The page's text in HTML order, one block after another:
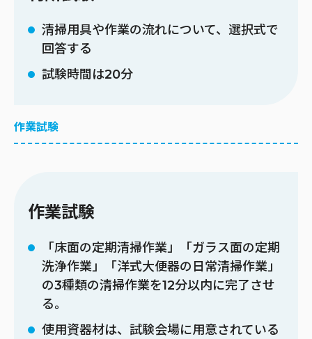
清掃用具や作業の流れについて、選択式で
回答する
試験時間は20分
作業試験
作業試験
「床面の定期清掃作業」「ガラス面の定期
洗浄作業」「洋式大便器の日常清掃作業」
の3種類の清掃作業を12分以内に完了させ
る。
使用資器材は、試験会場に用意されている